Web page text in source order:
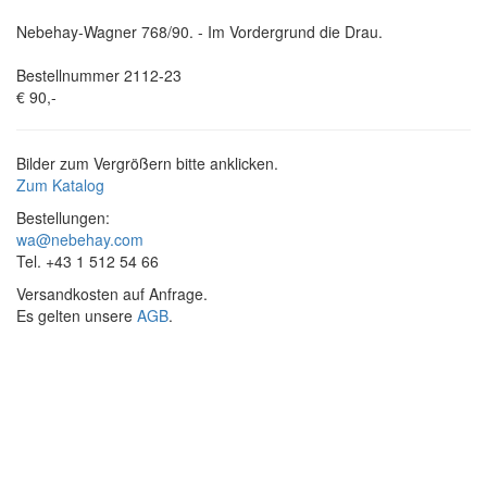
Nebehay-Wagner 768/90. - Im Vordergrund die Drau.
Bestellnummer 2112-23
€ 90,-
Bilder zum Vergrößern bitte anklicken.
Zum Katalog
Bestellungen:
wa@nebehay.com
Tel. +43 1 512 54 66
Versandkosten auf Anfrage.
Es gelten unsere AGB.